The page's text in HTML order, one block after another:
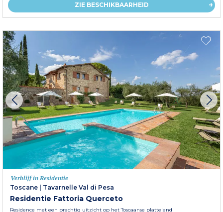
ZIE BESCHIKBAARHEID
Verblijf in Residentie
Toscane | Tavarnelle Val di Pesa
Residentie Fattoria Querceto
Residence met een prachtig uitzicht op het Toscaanse platteland